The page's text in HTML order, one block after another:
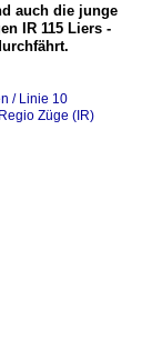
auch die junge
IR 115 Liers -
/ Linie 10
Züge (IR)